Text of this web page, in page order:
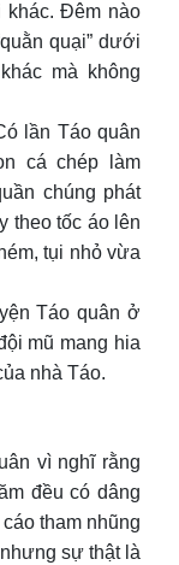
khác. Đêm nào
quại” dưới
mà không
lần Táo quân
cá chép làm
chúng phát
theo tốc áo lên
tụi nhỏ vừa
Táo quân ở
mũ mang hia
nhà Táo.
vì nghĩ rằng
đều có dâng
tham nhũng
sự thật là